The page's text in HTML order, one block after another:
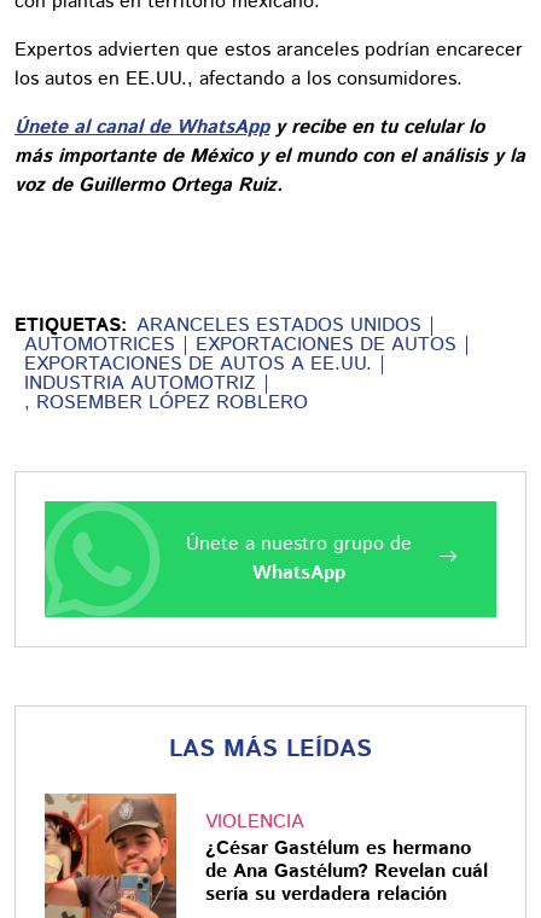
Expertos advierten que estos aranceles podrían encarecer
los autos en EE.UU., afectando a los consumidores.
Únete al canal de WhatsAppy recibe en tu celular lo
más importante de México y el mundo con el análisis y la
voz de Guillermo Ortega Ruiz.
ETIQUETAS: ARANCELES ESTADOS UNIDOS
AUTOMOTRICES EXPORTACIONES DE AUTOS
EXPORTACIONES DE AUTOS A EE.UU.
INDUSTRIA AUTOMOTRIZ
, ROSEMBER LÓPEZ ROBLERO
Únete a nuestro grupo de
WhatsApp
LAS MÁS LEÍDAS
VIOLENCIA
¿César Gastélum es hermano
de Ana Gastélum? Revelan cuál
sería su verdadera relación